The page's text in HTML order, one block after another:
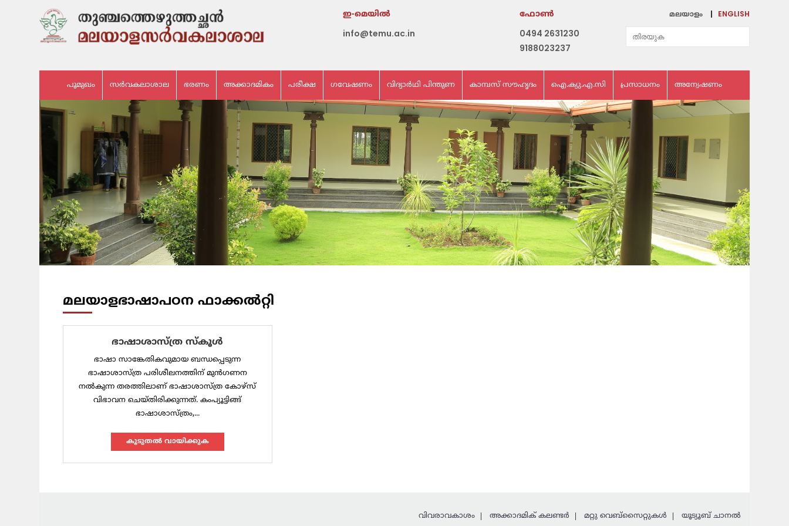
ഇ-മെയില്‍
info@temu.ac.in
ഫോണ്‍
0494 2631230
9188023237
മലയാളം ENGLISH
പൂമുഖം സർവകലാശാല ഭരണം അക്കാദമികം പരീക്ഷ ഗവേഷണം വിദ്യാർഥി പിന്തുണ കാമ്പസ് സൗഹൃദം ഐ.ക്യു.എ.സി പ്രസാധനം അന്വേഷണം
മലയാളഭാഷാപഠന ഫാക്കൽറ്റി
ഭാഷാശാസ്ത്ര സ്‌കൂൾ
ഭാഷാ സാങ്കേതികവുമായ ബന്ധപ്പെടുന്ന
ഭാഷാശാസ്ത്ര പരിശീലനത്തിന് മുൻഗണന
നൽകുന്ന തരത്തിലാണ് ഭാഷാശാസ്ത്ര കോഴ്സ്
വിഭാവന ചെയ്തിരിക്കുന്നത്. കംപ്യൂട്ടിങ്ങ്
ഭാഷാശാസ്ത്രം,...
കൂടുതല്‍ വായിക്കുക
വിവരാവകാശം അക്കാദമിക് കലണ്ടര്‍ മറ്റു വെബ്സൈറ്റുകള്‍ യൂട്യൂബ് ചാനൽ